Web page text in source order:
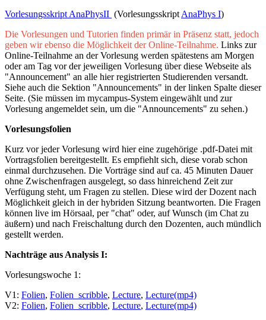
Vorlesungsskript AnaPhysII (Vorlesungsskript AnaPhys I)
Die Vorlesungen und Tutorien finden primär in Präsenz statt, jedoch
geben wir ebenso die Möglichkeit der Online-Teilnahme. Links zur
Online-Teilnahme an der Vorlesung werden spätestens am Morgen
oder am Tag vor der jeweiligen Vorlesung über diese Webseite als
"Announcement" an alle hier registrierten Studierenden versandt.
Siehe auch die Sektion "Announcements" in der linken Spalte dieser
Seite. (Sie müssen im mycampus-System eingewählt und zur
Vorlesung angemeldet sein, um die "Announcements" zu sehen.)
Vorlesungsfolien
Kurz vor jeder Vorlesung wird hier eine zugehörige .pdf-Datei mit
Vortragsfolien bereitgestellt. Es empfiehlt sich, diese vorab schon
einmal durchzusehen. Die Vorträge sind auf ca. 45 Minuten Dauer
ohne Zwischenfragen ausgelegt, so dass hinreichend Zeit zur
Verfügung steht, um Fragen zu stellen. Diese wird der Dozent nach
Möglichkeit gleich in der hybriden Sitzung beantworten. Die Fragen
können live im Hörsaal, per "chat" oder, auf Wunsch (im Chat zu
äußern) und nach Freischaltung durch den Dozenten, auch mündlich
gestellt werden.
Nachträge aus Analysis I:
Vorlesungswoche 1:
V1: Folien, Folien_scribble, Lecture, Lecture(mp4)
V2: Folien, Folien_scribble, Lecture, Lecture(mp4)